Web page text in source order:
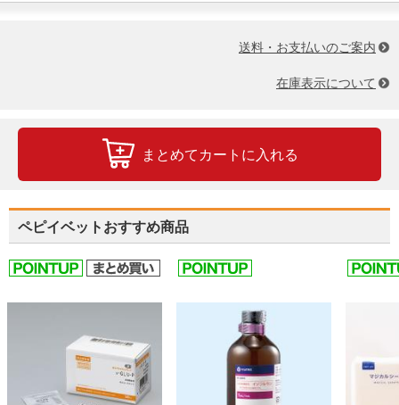
送料・お支払いのご案内
在庫表示について
まとめてカートに入れる
ペピイベットおすすめ商品